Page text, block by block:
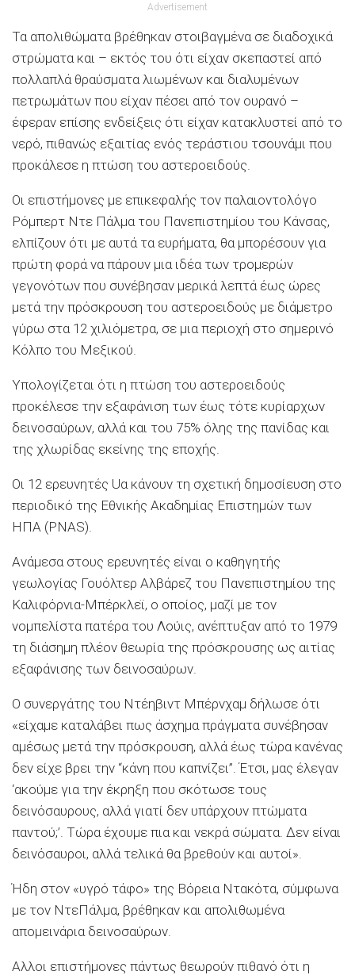
Advertisement
Τα απολιθώματα βρέθηκαν στοιβαγμένα σε διαδοχικά
στρώματα και – εκτός του ότι είχαν σκεπαστεί από
πολλαπλά θραύσματα λιωμένων και διαλυμένων
πετρωμάτων που είχαν πέσει από τον ουρανό –
έφεραν επίσης ενδείξεις ότι είχαν κατακλυστεί από το
νερό, πιθανώς εξαιτίας ενός τεράστιου τσουνάμι που
προκάλεσε η πτώση του αστεροειδούς.
Οι επιστήμονες με επικεφαλής τον παλαιοντολόγο
Ρόμπερτ Ντε Πάλμα του Πανεπιστημίου του Κάνσας,
ελπίζουν ότι με αυτά τα ευρήματα, θα μπορέσουν για
πρώτη φορά να πάρουν μια ιδέα των τρομερών
γεγονότων που συνέβησαν μερικά λεπτά έως ώρες
μετά την πρόσκρουση του αστεροειδούς με διάμετρο
γύρω στα 12 χιλιόμετρα, σε μια περιοχή στο σημερινό
Κόλπο του Μεξικού.
Υπολογίζεται ότι η πτώση του αστεροειδούς
προκέλεσε την εξαφάνιση των έως τότε κυρίαρχων
δεινοσαύρων, αλλά και του 75% όλης της πανίδας και
της χλωρίδας εκείνης της εποχής.
Οι 12 ερευνητές Uα κάνουν τη σχετική δημοσίευση στο
περιοδικό της Εθνικής Ακαδημίας Επιστημών των
ΗΠΑ (PNAS).
Ανάμεσα στους ερευνητές είναι ο καθηγητής
γεωλογίας Γουόλτερ Αλβάρεζ του Πανεπιστημίου της
Καλιφόρνια-Μπέρκλεϊ, ο οποίος, μαζί με τον
νομπελίστα πατέρα του Λούις, ανέπτυξαν από το 1979
τη διάσημη πλέον θεωρία της πρόσκρουσης ως αιτίας
εξαφάνισης των δεινοσαύρων.
Ο συνεργάτης του Ντέηβιντ Μπέρνχαμ δήλωσε ότι
«είχαμε καταλάβει πως άσχημα πράγματα συνέβησαν
αμέσως μετά την πρόσκρουση, αλλά έως τώρα κανένας
δεν είχε βρει την “κάνη που καπνίζει”. Έτσι, μας έλεγαν
‘ακούμε για την έκρηξη που σκότωσε τους
δεινόσαυρους, αλλά γιατί δεν υπάρχουν πτώματα
παντού;’. Τώρα έχουμε πια και νεκρά σώματα. Δεν είναι
δεινόσαυροι, αλλά τελικά θα βρεθούν και αυτοί».
Ήδη στον «υγρό τάφο» της Βόρεια Ντακότα, σύμφωνα
με τον ΝτεΠάλμα, βρέθηκαν και απολιθωμένα
απομεινάρια δεινοσαύρων.
Αλλοι επιστήμονες πάντως θεωρούν πιθανό ότι η